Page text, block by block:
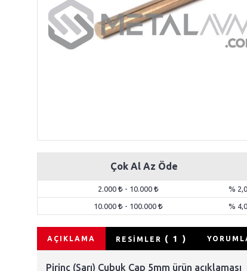
Çok Al Az Öde
2.000 - 10.000 % 2,0
10.000 - 100.000 % 4,0
AÇIKLAMA RESİMLER ( 1 )
Pirinç (Sarı) Çubuk Çap 5mm ürün açıklaması